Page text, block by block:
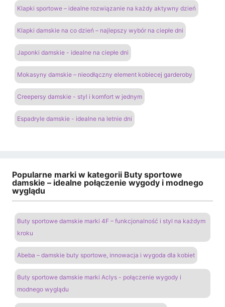
Klapki sportowe – idealne rozwiązanie na każdy aktywny dzień
Klapki damskie na co dzień – najlepszy wybór na ciepłe dni
Japonki damskie - idealne na ciepłe dni
Mokasyny damskie – nieodłączny element kobiecej garderoby
Creepersy damskie - styl i komfort w jednym
Espadryle damskie - idealne na letnie dni
Popularne marki w kategorii Buty sportowe
damskie – idealne połączenie wygody i modnego
wyglądu
Buty sportowe damskie marki 4F – funkcjonalność i styl na każdym
kroku
Abeba – damskie buty sportowe, innowacja i wygoda dla kobiet
Buty sportowe damskie marki Aclys - połączenie wygody i
modnego wyglądu